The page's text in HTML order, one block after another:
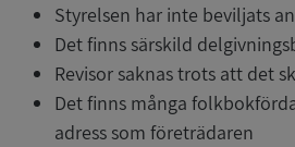
Styrelsen har inte beviljats
Det finns särskild
Revisor saknas trots att det
Det finns många
adress som företrädaren